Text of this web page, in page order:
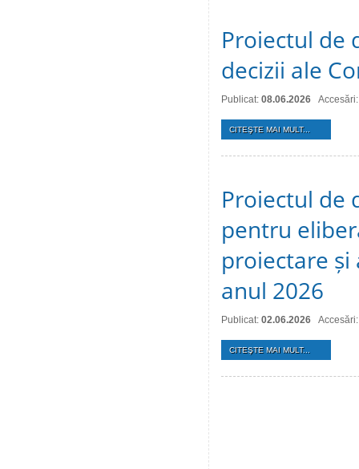
Proiectul de
decizii ale
Publicat: 08.06.2026
CITEŞTE MAI MULT...
Proiectul de
pentru
proiectare
anul 2026
Publicat: 02.06.2026
CITEŞTE MAI MULT...